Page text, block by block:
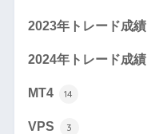
2023年トレード成績
2024年トレード成績
MT4 14
VPS 3